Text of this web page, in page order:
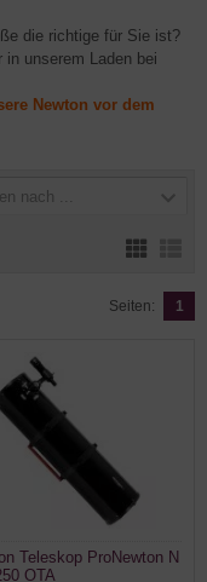
die richtige für Sie ist?
in unserem Laden bei
Newton vor dem
nach ...
Seiten: 1
Teleskop ProNewton N
OTA